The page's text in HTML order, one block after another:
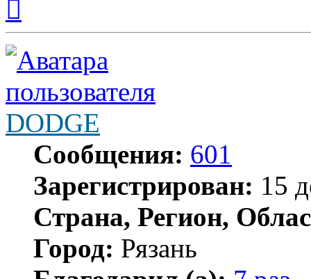
началу
DODGE
Сообщения: 601
Зарегистрирован: 15
Страна, Регион,
Город: Рязань